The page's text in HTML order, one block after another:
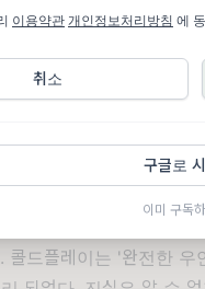
이용약관 개인정보처리방침 에
취소
구글로
이미 구독
장 제프 벡(Jeff Beck)도
는 앞서 소개한 에릭 클
에 펼쳐지는 디스토션
수 없는 일화가 있다.
La Vida>
가 생각났다
를 내고 빌
일한 오점이 <If I
콜드플레이는 '완전한